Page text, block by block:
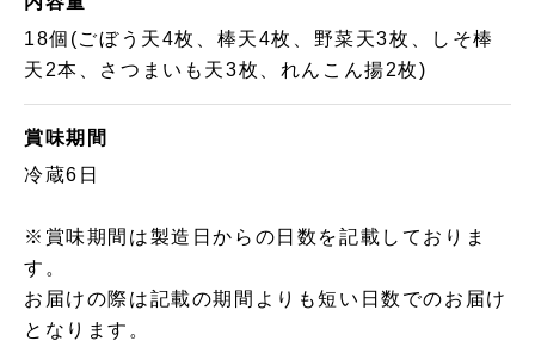
18個(ごぼう天4枚、棒天4枚、野菜天3枚、しそ棒
天2本、さつまいも天3枚、れんこん揚2枚)
賞味期間
冷蔵6日
※賞味期間は製造日からの日数を記載しておりま
す。
お届けの際は記載の期間よりも短い日数でのお届け
となります。